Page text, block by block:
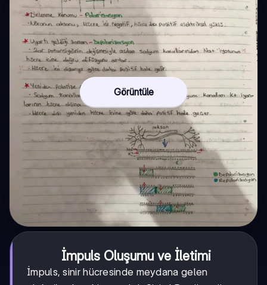
Görüntüle
İmpuls Oluşumu ve İletimi
İmpuls, sinir hücresinde meydana gelen